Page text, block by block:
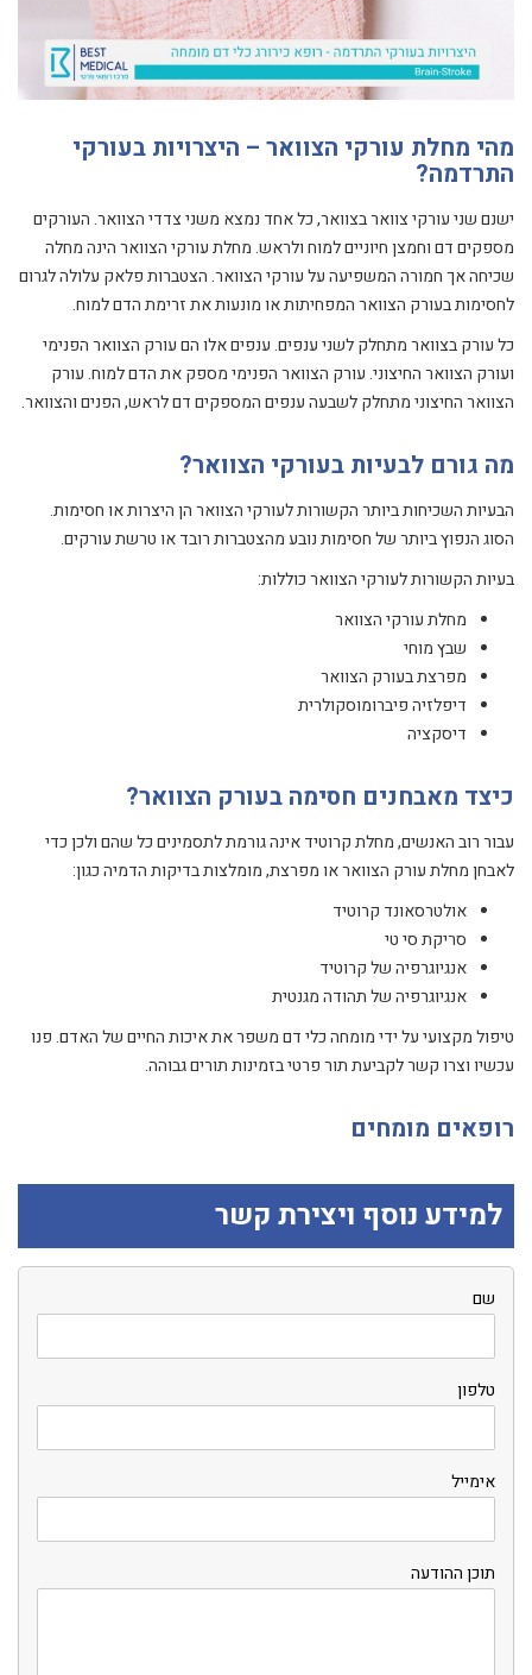
מהי מחלת עורקי הצוואר – היצרויות בעורקי
התרדמה?
ישנם שני עורקי צוואר בצוואר, כל אחד נמצא משני צדדי הצוואר. העורקים
מספקים דם וחמצן חיוניים למוח ולראש. מחלת עורקי הצוואר הינה מחלה
שכיחה אך חמורה המשפיעה על עורקי הצוואר. הצטברות פלאק עלולה לגרום
לחסימות בעורק הצוואר המפחיתות או מונעות את זרימת הדם למוח.
כל עורק בצוואר מתחלק לשני ענפים. ענפים אלו הם עורק הצוואר הפנימי
ועורק הצוואר החיצוני. עורק הצוואר הפנימי מספק את הדם למוח. עורק
הצוואר החיצוני מתחלק לשבעה ענפים המספקים דם לראש, הפנים והצוואר.
מה גורם לבעיות בעורקי הצוואר?
הבעיות השכיחות ביותר הקשורות לעורקי הצוואר הן היצרות או חסימות.
הסוג הנפוץ ביותר של חסימות נובע מהצטברות רובד או טרשת עורקים.
בעיות הקשורות לעורקי הצוואר כוללות:
מחלת עורקי הצוואר
שבץ מוחי
מפרצת בעורק הצוואר
דיפלזיה פיברומוסקולרית
דיסקציה
כיצד מאבחנים חסימה בעורק הצוואר?
עבור רוב האנשים, מחלת קרוטיד אינה גורמת לתסמינים כל שהם ולכן כדי
לאבחן מחלת עורק הצוואר או מפרצת, מומלצות בדיקות הדמיה כגון:
אולטרסאונד קרוטיד
סריקת סי טי
אנגיוגרפיה של קרוטיד
אנגיוגרפיה של תהודה מגנטית
טיפול מקצועי על ידי מומחה כלי דם משפר את איכות החיים של האדם. פנו
עכשיו וצרו קשר לקביעת תור פרטי בזמינות תורים גבוהה.
רופאים מומחים
למידע נוסף ויצירת קשר
שם
טלפון
אימייל
תוכן ההודעה